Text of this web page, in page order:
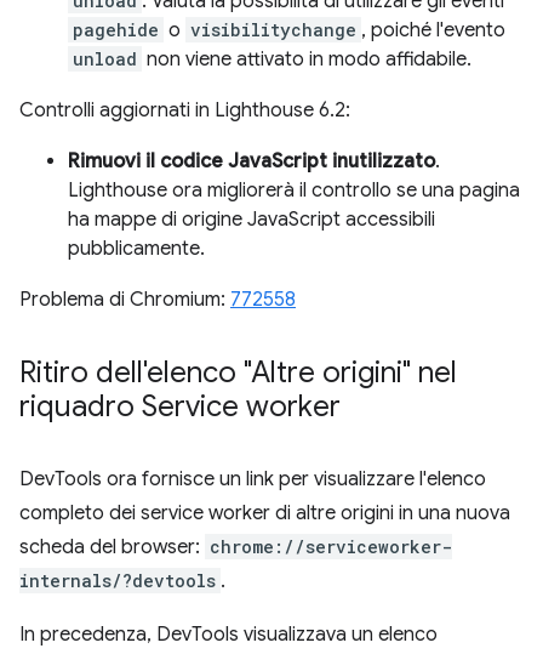
pagehide o visibilitychange , poiché l'evento
unload non viene attivato in modo affidabile.
Controlli aggiornati in Lighthouse 6.2:
Rimuovi il codice JavaScript inutilizzato.
Lighthouse ora migliorerà il controllo se una pagina
ha mappe di origine JavaScript accessibili
pubblicamente.
Problema di Chromium: 772558
Ritiro dell'elenco "Altre origini" nel
riquadro Service worker
DevTools ora fornisce un link per visualizzare l'elenco
completo dei service worker di altre origini in una nuova
scheda del browser: chrome://serviceworker-
internals/?devtools .
In precedenza, DevTools visualizzava un elenco